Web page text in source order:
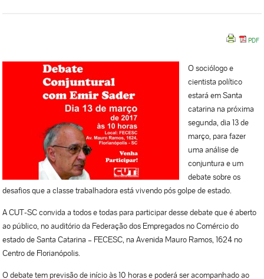
O sociólogo e
cientista político
estará em Santa
catarina na próxima
segunda, dia 13 de
março, para fazer
uma análise de
conjuntura e um
debate sobre os
desafios que a classe trabalhadora está vivendo pós golpe de estado.
A CUT-SC convida a todos e todas para participar desse debate que é aberto
ao público, no auditório da Federação dos Empregados no Comércio do
estado de Santa Catarina – FECESC, na Avenida Mauro Ramos, 1624 no
Centro de Florianópolis.
O debate tem previsão de início às 10 horas e poderá ser acompanhado ao